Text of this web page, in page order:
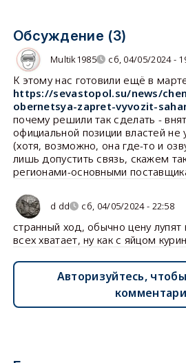
Обсуждение (3)
Multik1985 сб, 04/05/2024 -
К этому нас готовили ещё в
https://sevastopol.su/news/
obernetsya-zapret-vyvozit-
почему решили так сделать -
официальной позиции властей не
(хотя, возможно, она где-то и
лишь допустить связь, скажем
регионами-основными
d dd сб, 04/05/2024 - 22:58
странный ход, обычно цену
всех хватает, ну как с яйцом
Авторизуйтесь,